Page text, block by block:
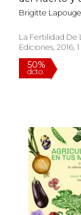
Brigitte
La Fertilidad De
Ediciones, 2016,
Tapa Blanda,
50%
dcto.